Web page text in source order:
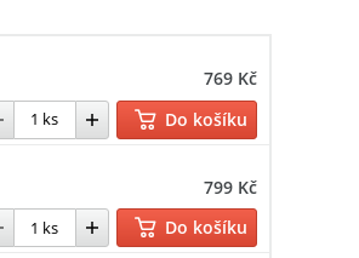
769 Kč
Do košíku
799 Kč
Do košíku